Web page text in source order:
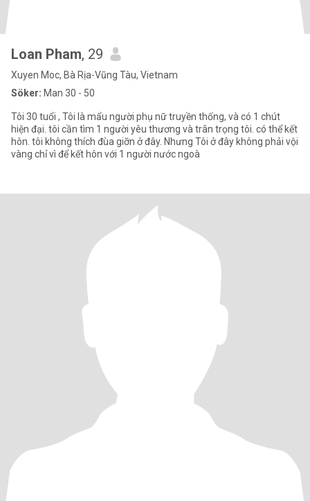
Loan Pham, 29
Xuyen Moc, Bà Rịa-Vũng Tàu, Vietnam
Söker: Man 30 - 50
Tôi 30 tuổi , Tôi là mẩu người phụ nữ truyền thống, và có 1 chút
hiện đại. tôi cần tìm 1 người yêu thương và trân trọng tôi. có thể kết
hôn. tôi không thích đùa giỡn ở đây. Nhưng Tôi ở đây không phải vội
vàng chỉ vì để kết hôn với 1 người nước ngoà